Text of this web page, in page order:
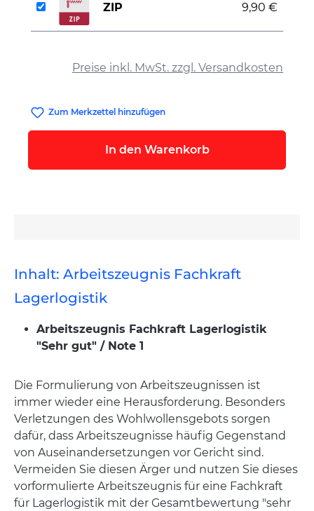
Preise inkl. MwSt. zzgl. Versandkosten
ZIP 9,90 €
Zum Merkzettel hinzufügen
In den Warenkorb
Inhalt: Arbeitszeugnis Fachkraft
Lagerlogistik
Arbeitszeugnis Fachkraft Lagerlogistik
"Sehr gut" / Note 1
Die Formulierung von Arbeitszeugnissen ist
immer wieder eine Herausforderung. Besonders
Verletzungen des Wohlwollensgebots sorgen
dafür, dass Arbeitszeugnisse häufig Gegenstand
von Auseinandersetzungen vor Gericht sind.
Vermeiden Sie diesen Ärger und nutzen Sie dieses
vorformulierte Arbeitszeugnis für eine Fachkraft
für Lagerlogistik mit der Gesamtbewertung "sehr